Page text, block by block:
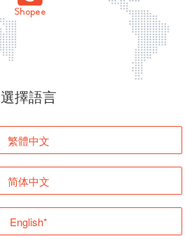
頁面無法顯示
登入
返回首頁
選擇語言
繁體中文
简体中文
English*